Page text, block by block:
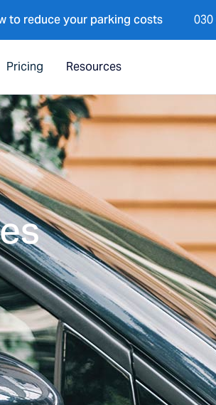
to reduce your parking costs 030
Pricing Resources